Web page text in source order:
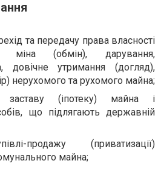
та передачу права власності
міна (обмін), дарування,
довічне утримання (догляд),
нерухомого та рухомого майна;
(іпотеку) майна i
що підлягають державній
продажу (приватизації)
майна;